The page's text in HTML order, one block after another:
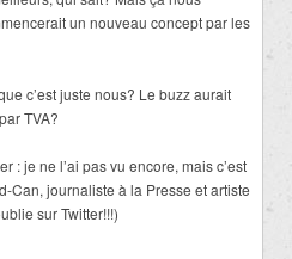
un nouveau concept par les
c’est juste nous? Le buzz aurait
TVA?
: je ne l’ai pas vu encore, mais c’est
Can, journaliste à la Presse et artiste
sur Twitter!!!)